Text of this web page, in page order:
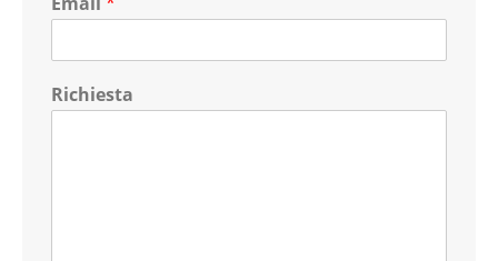
Richiesta